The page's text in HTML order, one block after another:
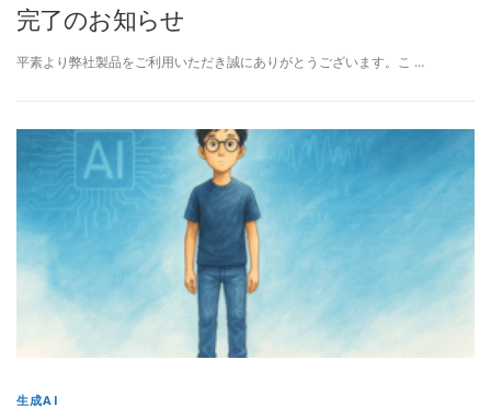
完了のお知らせ
平素より弊社製品をご利用いただき誠にありがとうございます。こ …
生成AI